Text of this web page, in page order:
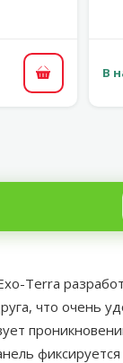
В корзину
В
Terra
что очень